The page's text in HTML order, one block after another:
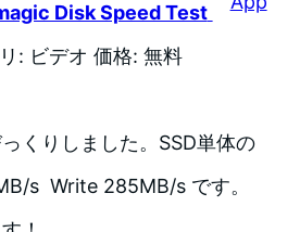
Disk Speed Test
: ビデオ 価格: 無料
くりしました。SSD単体の
s Write 285MB/s です。